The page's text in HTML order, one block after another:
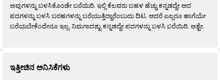
ಅವುಗಳನ್ನು ಬಳಸಿಕೊಂಡೇ ಬರೆಯಿರಿ. ಇಲ್ಲಿ ಕೆಲವರು ಬಹಳ ಹೆಚ್ಚು ಕನ್ನಡದ್ದೇ ಆದ
ಪದಗಳನ್ನು ಬಳಸಿ ಬರಹಗಳನ್ನು ಬರೆಯುತ್ತಿದ್ದಾರೆಂಬುದು ದಿಟ. ಆದರೆ ಎಲ್ಲರೂ ಹಾಗೆಯೇ
ಬರೆಯಬೇಕೆಂದೇನೂ ಇಲ್ಲ. ನಿಮಗಾದಶ್ಟು ಕನ್ನಡದ್ದೇ ಪದಗಳನ್ನು ಬಳಸಿ ಬರೆಯಿರಿ, ಅಶ್ಟೇ.
ಇತ್ತೀಚಿನ ಅನಿಸಿಕೆಗಳು